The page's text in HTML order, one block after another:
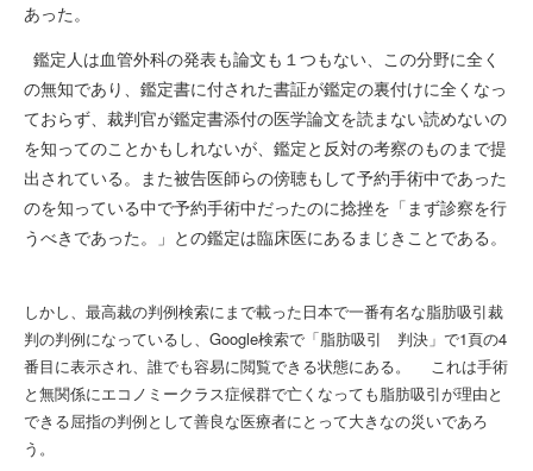
あった。
鑑定人は血管外科の発表も論文も１つもない、この分野に全く
の無知であり、鑑定書に付された書証が鑑定の裏付けに全くなっ
ておらず、裁判官が鑑定書添付の医学論文を読まない読めないの
を知ってのことかもしれないが、鑑定と反対の考察のものまで提
出されている。また被告医師らの傍聴もして予約手術中であった
のを知っている中で予約手術中だったのに捻挫を「まず診察を行
うべきであった。」との鑑定は臨床医にあるまじきことである。
しかし、最高裁の判例検索にまで載った日本で一番有名な脂肪吸引裁
判の判例になっているし、Google検索で「脂肪吸引 判決」で1頁の4
番目に表示され、誰でも容易に閲覧できる状態にある。 これは手術
と無関係にエコノミークラス症候群で亡くなっても脂肪吸引が理由と
できる屈指の判例として善良な医療者にとって大きなの災いであろ
う。